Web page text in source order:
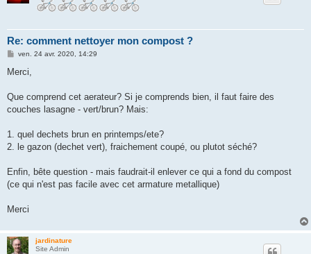
Re: comment nettoyer mon compost ?
M
s
g
ven. 24 avr. 2020, 14:29
Merci,
Que comprend cet aerateur? Si je comprends bien, il faut faire des
couches lasagne - vert/brun? Mais:
1. quel dechets brun en printemps/ete?
2. le gazon (dechet vert), fraichement coupé, ou plutot séché?
Enfin, bête question - mais faudrait-il enlever ce qui a fond du compost
(ce qui n'est pas facile avec cet armature metallique)
Merci
jardinature
Site Admin